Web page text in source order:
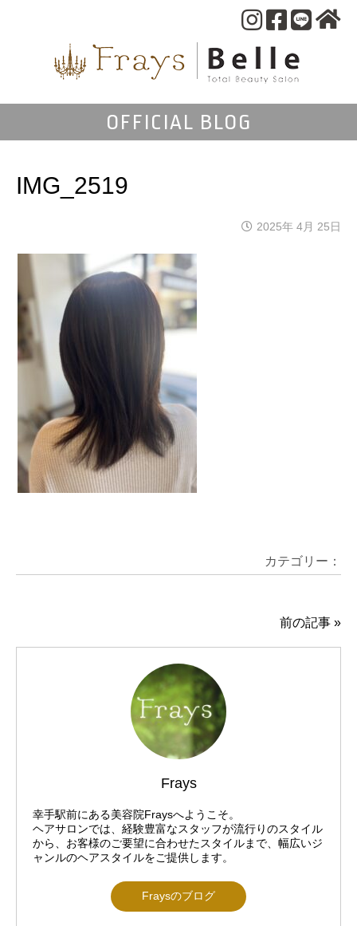
OFFICIAL BLOG
IMG_2519
2025年 4月 25日
カテゴリー：
前の記事 »
Frays
幸手駅前にある美容院Fraysへようこそ。
ヘアサロンでは、経験豊富なスタッフが流行りのスタイル
から、お客様のご要望に合わせたスタイルまで、幅広いジ
ャンルのヘアスタイルをご提供します。
Fraysのブログ